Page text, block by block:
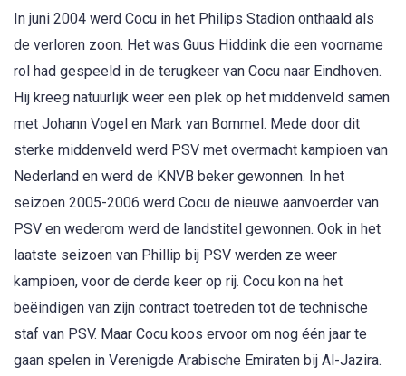
In juni 2004 werd Cocu in het Philips Stadion onthaald als
de verloren zoon. Het was Guus Hiddink die een voorname
rol had gespeeld in de terugkeer van Cocu naar Eindhoven.
Hij kreeg natuurlijk weer een plek op het middenveld samen
met Johann Vogel en Mark van Bommel. Mede door dit
sterke middenveld werd PSV met overmacht kampioen van
Nederland en werd de KNVB beker gewonnen. In het
seizoen 2005-2006 werd Cocu de nieuwe aanvoerder van
PSV en wederom werd de landstitel gewonnen. Ook in het
laatste seizoen van Phillip bij PSV werden ze weer
kampioen, voor de derde keer op rij. Cocu kon na het
beëindigen van zijn contract toetreden tot de technische
staf van PSV. Maar Cocu koos ervoor om nog één jaar te
gaan spelen in Verenigde Arabische Emiraten bij Al-Jazira.